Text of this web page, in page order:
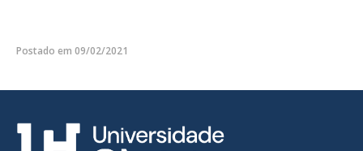
Postado em 09/02/2021